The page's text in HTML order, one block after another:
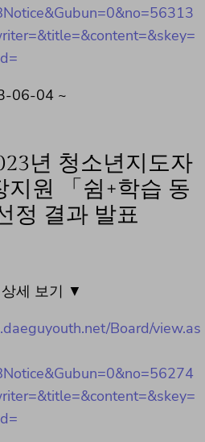
06-04 ~
년 청소년지도자
지원 「쉼+학습 동
정 결과 발표
세 보기 ▼
Board/view.as